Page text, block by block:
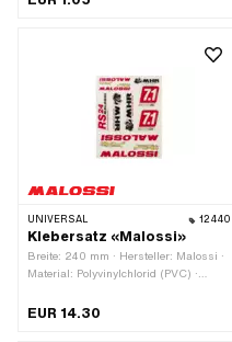
UNIVERSAL 12440
Klebersatz «Malossi»
Breite: 240 mm · Hersteller: Malossi ·
Material: Polyvinylchlorid (PVC) ·
Beschaffenheit Rückseite: Klebstoff ·
EUR 14.30